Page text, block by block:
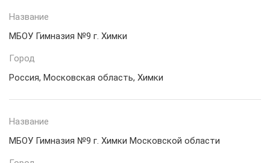
Название
МБОУ Гимназия №9 г. Химки
Город
Россия, Московская область, Химки
Название
МБОУ Гимназия №9 г. Химки Московской области